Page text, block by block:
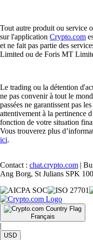
Tout autre produit ou service
sur l'application Crypto.com
et ne fait pas partie des
Limited ou de Foris MT
Le trading ou la détention
ne pas convenir à tout le
passées ne garantissent pas
attentivement à la pertinence
fonction de votre situation
Vous trouverez plus
ici.
Contact : chat.crypto.com |
Ang Borg, St Julians SPK
Français
|
USD